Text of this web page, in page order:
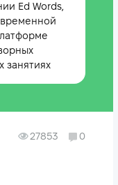
Ed Words,
занятиях
27853 0